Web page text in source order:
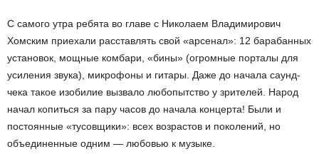
С самого утра ребята во главе с Николаем Владимирович
Хомским приехали расставлять свой «арсенал»: 12 барабанных
установок, мощные комбари, «бины» (огромные порталы для
усиления звука), микрофоны и гитары. Даже до начала саунд-
чека такое изобилие вызвало любопытство у зрителей. Народ
начал копиться за пару часов до начала концерта! Были и
постоянные «тусовщики»: всех возрастов и поколений, но
объединенные одним — любовью к музыке.